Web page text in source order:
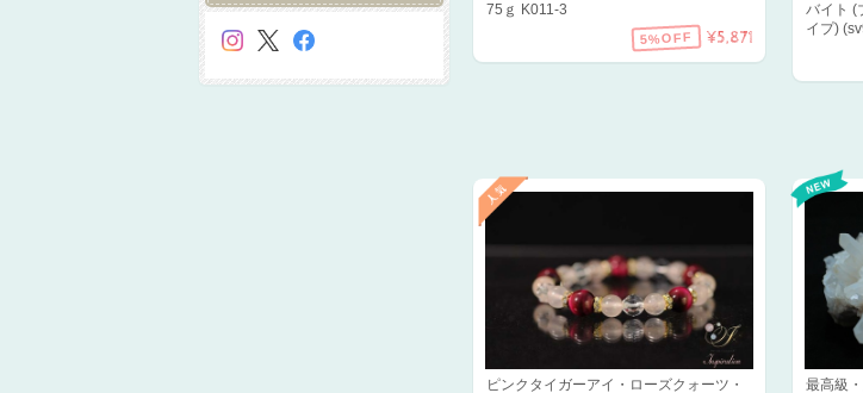
75ｇ K011-3
5%OFF ¥5,871
バイト (
イプ)
ピンクタイガーアイ・ローズクォーツ・
最高級